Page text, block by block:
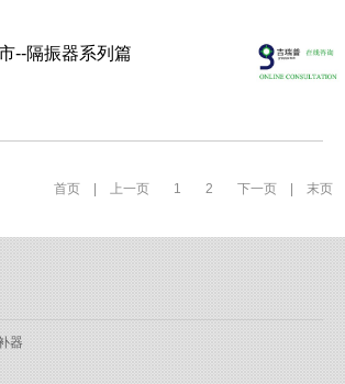
--隔振器系列篇
首页 | 上一页 1 2 下一页 | 末页
器